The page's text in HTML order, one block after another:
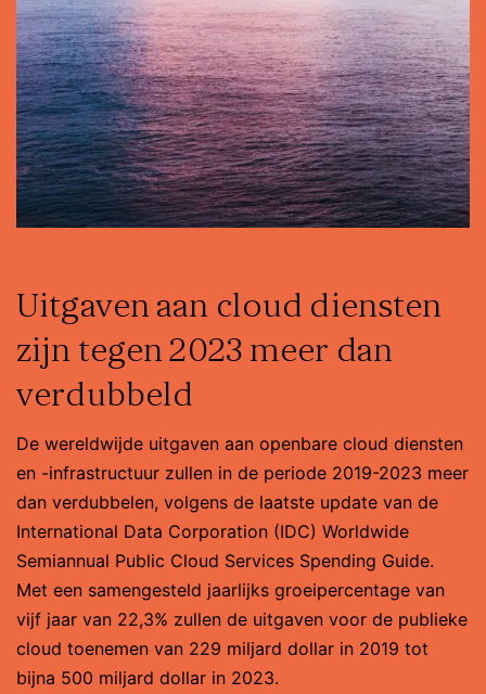
Uitgaven aan cloud diensten
zijn tegen 2023 meer dan
verdubbeld
De wereldwijde uitgaven aan openbare cloud diensten
en -infrastructuur zullen in de periode 2019-2023 meer
dan verdubbelen, volgens de laatste update van de
International Data Corporation (IDC) Worldwide
Semiannual Public Cloud Services Spending Guide.
Met een samengesteld jaarlijks groeipercentage van
vijf jaar van 22,3% zullen de uitgaven voor de publieke
cloud toenemen van 229 miljard dollar in 2019 tot
bijna 500 miljard dollar in 2023.